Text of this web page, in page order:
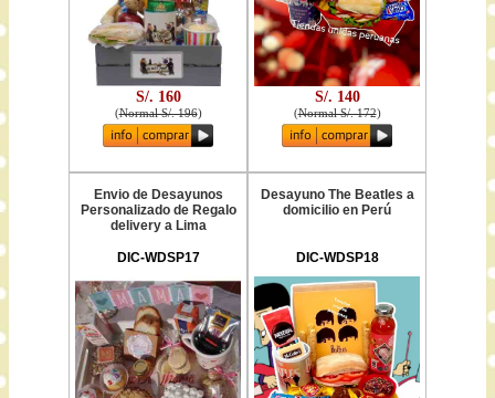
S/. 160
(Normal S/. 196)
S/. 140
(Normal S/. 172)
Envio de Desayunos
Personalizado de Regalo
delivery a Lima
DIC-WDSP17
Desayuno The Beatles a
domicilio en Perú
DIC-WDSP18